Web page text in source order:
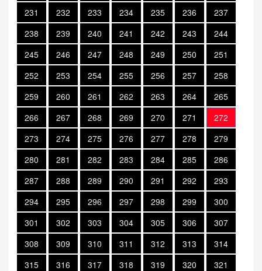
231
232 233 234 235 236
237
238
239 240 241 242 243
244
245
246 247 248 249 250
251
252
253 254 255 256 257
258
259
260 261 262 263 264
265
266
267 268 269 270 271
272
273
274 275 276 277 278
279
280
281 282 283 284 285
286
287
288 289 290 291 292
293
294
295 296 297 298 299
300
301
302 303 304 305 306
307
308
309 310 311 312 313
314
315
316 317 318 319 320
321